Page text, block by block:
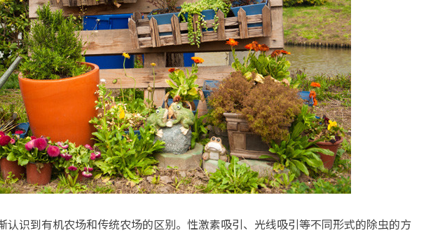
认识到有机农场和传统农场的区别。性激素吸引、光线吸引等不同形式的除虫的方